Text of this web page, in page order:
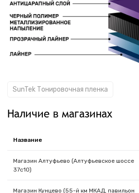
SunTek Тонировочная пленка
Наличие в магазинах
Название
Магазин Алтуфьево (Алтуфьевское шоссе
37с10)
Магазин Кунцево (55-й км МКАД, павильон